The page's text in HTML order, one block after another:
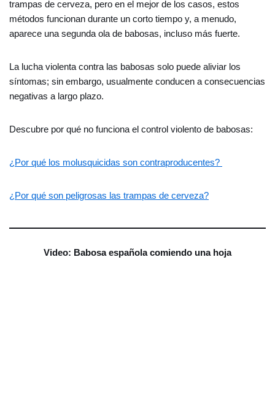
trampas de cerveza, pero en el mejor de los casos, estos
métodos funcionan durante un corto tiempo y, a menudo,
aparece una segunda ola de babosas, incluso más fuerte.
La lucha violenta contra las babosas solo puede aliviar los
síntomas; sin embargo, usualmente conducen a consecuencias
negativas a largo plazo.
Descubre por qué no funciona el control violento de babosas:
¿Por qué los molusquicidas son contraproducentes?
¿Por qué son peligrosas las trampas de cerveza?
Video: Babosa española comiendo una hoja